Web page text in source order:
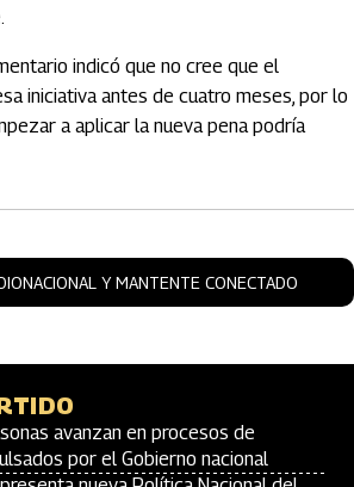
indicó que no cree que el
iniciativa antes de cuatro meses, por lo
a aplicar la nueva pena podría
Y MANTENTE CONECTADO
avanzan en procesos de
por el Gobierno nacional